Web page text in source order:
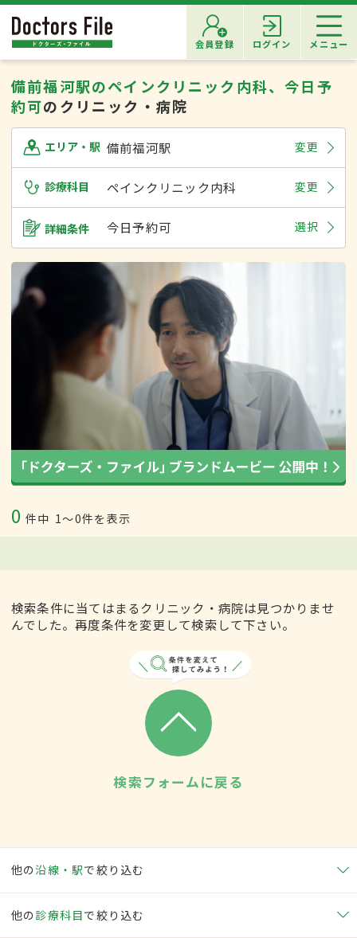
会員登録 ログイン メニュー
備前福河駅のペインクリニック内科、今日予
約可のクリニック・病院
エリア・駅 備前福河駅 変更
診療科目 ペインクリニック内科 変更
詳細条件 今日予約可 選択
0 件中 1〜0件を表示
検索条件に当てはまるクリニック・病院は見つかりませ
んでした。再度条件を変更して検索して下さい。
検索フォームに戻る
他の沿線・駅で絞り込む
他の 診療科目で絞り込む